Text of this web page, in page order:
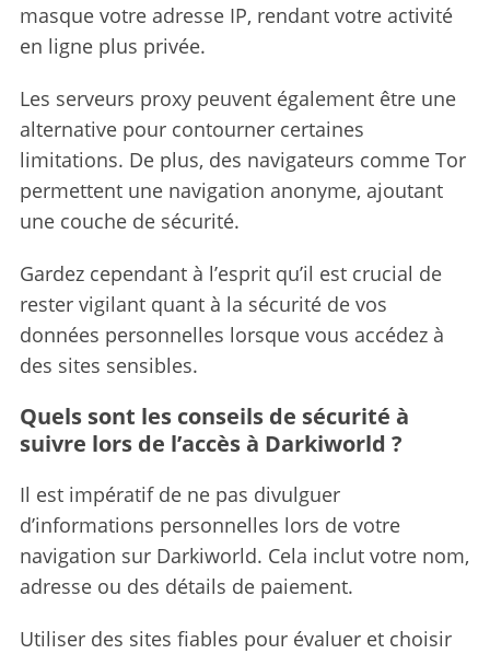
masque votre adresse IP, rendant votre activité
en ligne plus privée.
Les serveurs proxy peuvent également être une
alternative pour contourner certaines
limitations. De plus, des navigateurs comme Tor
permettent une navigation anonyme, ajoutant
une couche de sécurité.
Gardez cependant à l’esprit qu’il est crucial de
rester vigilant quant à la sécurité de vos
données personnelles lorsque vous accédez à
des sites sensibles.
Quels sont les conseils de sécurité à
suivre lors de l’accès à Darkiworld ?
Il est impératif de ne pas divulguer
d’informations personnelles lors de votre
navigation sur Darkiworld. Cela inclut votre nom,
adresse ou des détails de paiement.
Utiliser des sites fiables pour évaluer et choisir